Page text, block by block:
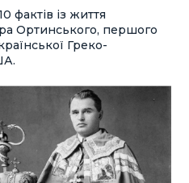
фактів із життя
Ортинського, першого
Греко-